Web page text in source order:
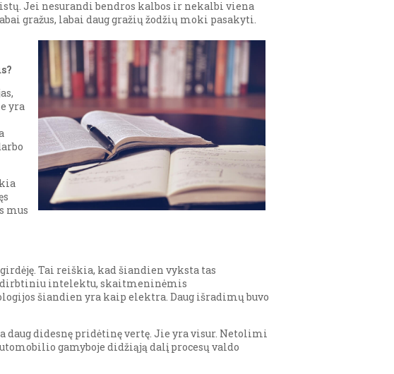
Jei nesurandi bendros kalbos ir nekalbi viena
gražus, labai daug gražių žodžių moki pasakyti.
yra
mus
Tai reiškia, kad šiandien vyksta tas
dirbtiniu intelektu, skaitmeninėmis
šiandien yra kaip elektra. Daug išradimų buvo
didesnę pridėtinę vertę. Jie yra visur. Netolimi
gamyboje didžiąją dalį procesų valdo